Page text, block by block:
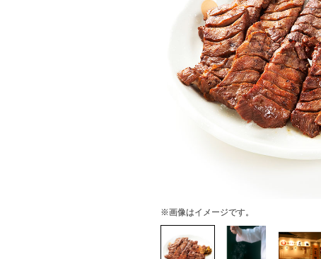
※画像はイメージです。